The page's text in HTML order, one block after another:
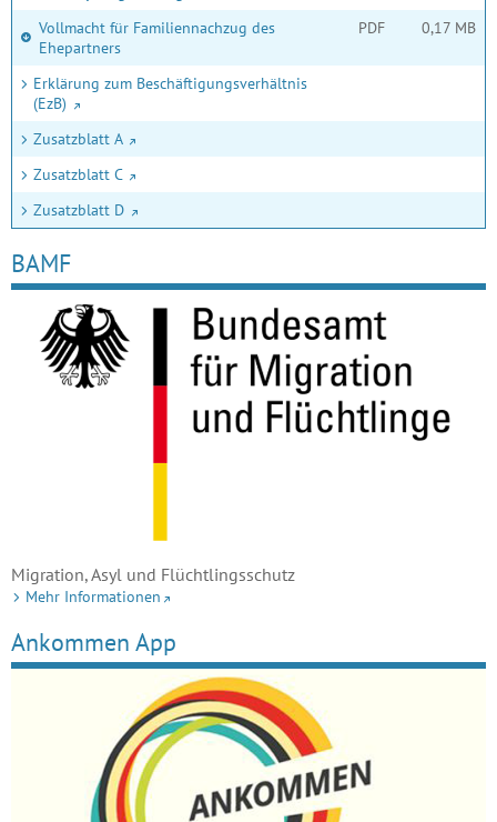
Vollmacht für Familiennachzug des
Ehepartners
PDF 0,17 MB
Erklärung zum Beschäftigungsverhältnis
(EzB)
Zusatzblatt A
Zusatzblatt C
Zusatzblatt D
BAMF
Migration, Asyl und Flüchtlingsschutz
Mehr Informationen
Ankommen App